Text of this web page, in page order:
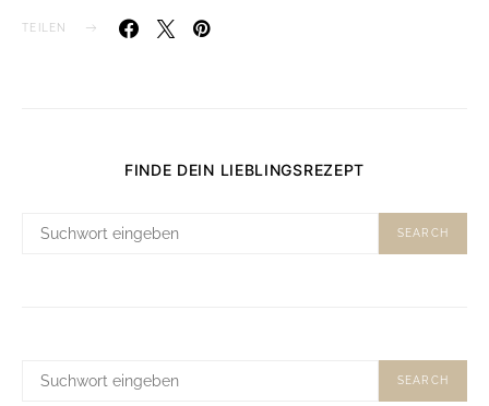
TEILEN
FINDE DEIN LIEBLINGSREZEPT
SUCHE
SEARCH
SUCHE
SEARCH